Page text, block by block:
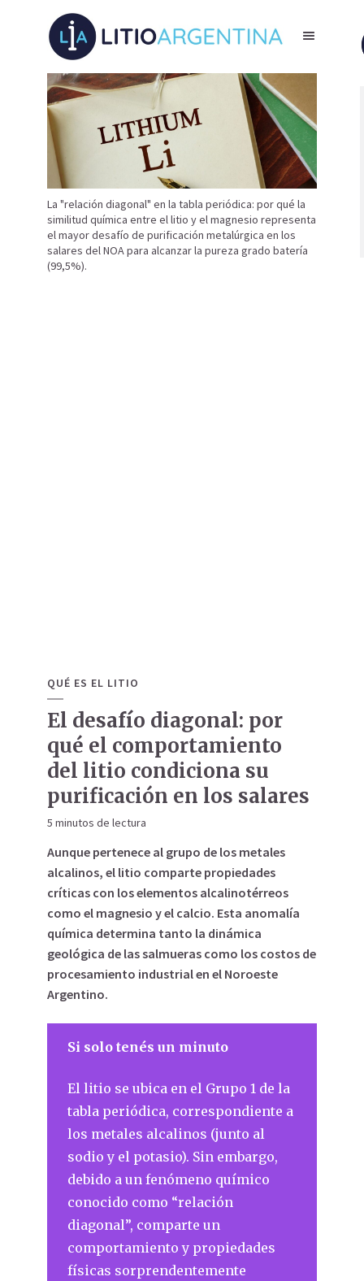
La "relación diagonal" en la tabla periódica: por qué la
similitud química entre el litio y el magnesio representa
el mayor desafío de purificación metalúrgica en los
salares del NOA para alcanzar la pureza grado batería
(99,5%).
QUÉ ES EL LITIO
El desafío diagonal: por
qué el comportamiento
del litio condiciona su
purificación en los salares
5 minutos de lectura
Aunque pertenece al grupo de los metales
alcalinos, el litio comparte propiedades
críticas con los elementos alcalinotérreos
como el magnesio y el calcio. Esta anomalía
química determina tanto la dinámica
geológica de las salmueras como los costos de
procesamiento industrial en el Noroeste
Argentino.
Si solo tenés un minuto
El litio se ubica en el Grupo 1 de la
tabla periódica, correspondiente a
los metales alcalinos (junto al
sodio y el potasio). Sin embargo,
debido a un fenómeno químico
conocido como “relación
diagonal”, comparte un
comportamiento y propiedades
físicas sorprendentemente